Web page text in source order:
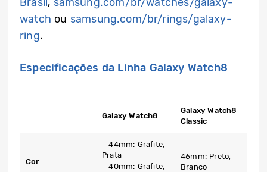
watch ou samsung.com/br/rings/galaxy-
ring.
Especificações da Linha Galaxy Watch8
Galaxy Watch8
Galaxy Watch8
Classic
Cor
– 44mm: Grafite,
Prata
– 40mm: Grafite,
46mm: Preto,
Branco